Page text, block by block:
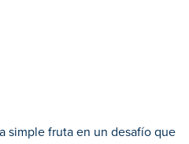
simple fruta en un desafío que